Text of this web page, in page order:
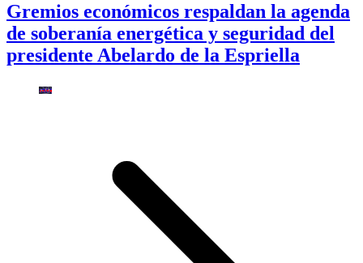
Gremios económicos respaldan la agenda
de soberanía energética y seguridad del
presidente Abelardo de la Espriella